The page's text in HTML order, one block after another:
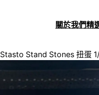
關於我們精
Stasto Stand Stones 扭蛋